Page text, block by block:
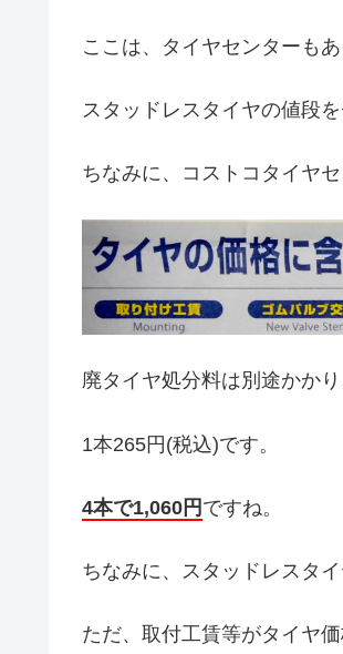
ここは、タイヤセンターもあ
スタッドレスタイヤの値段
ちなみに、コストコタイヤ
廃タイヤ処分料は別途かかり
1本265円(税込)です。
4本で1,060円 ですね。
ちなみに、スタッドレスタ
ただ、取付工賃等がタイヤ